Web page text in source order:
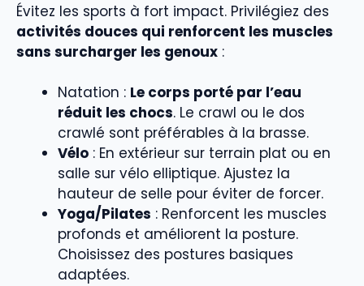
Évitez les sports à fort impact. Privilégiez des
activités douces qui renforcent les muscles
sans surcharger les genoux :
Natation : Le corps porté par l’eau
réduit les chocs. Le crawl ou le dos
crawlé sont préférables à la brasse.
Vélo : En extérieur sur terrain plat ou en
salle sur vélo elliptique. Ajustez la
hauteur de selle pour éviter de forcer.
Yoga/Pilates : Renforcent les muscles
profonds et améliorent la posture.
Choisissez des postures basiques
adaptées.